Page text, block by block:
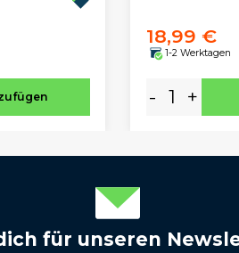
18,99 €
1-2 Werktagen
- +
für unseren